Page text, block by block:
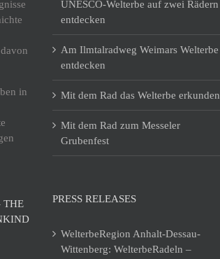
in
THE
UNESCO-Welterbe auf zwei Rädern
entdecken
Am Ilmtalradweg Weimars Welterbe
entdecken
Mit dem Rad das Welterbe erkunden
Mit dem Rad zum Messeler
Grubenfest
PRESS RELEASES
WelterbeRegion Anhalt-Dessau-
Wittenberg: WelterbeRadeln –